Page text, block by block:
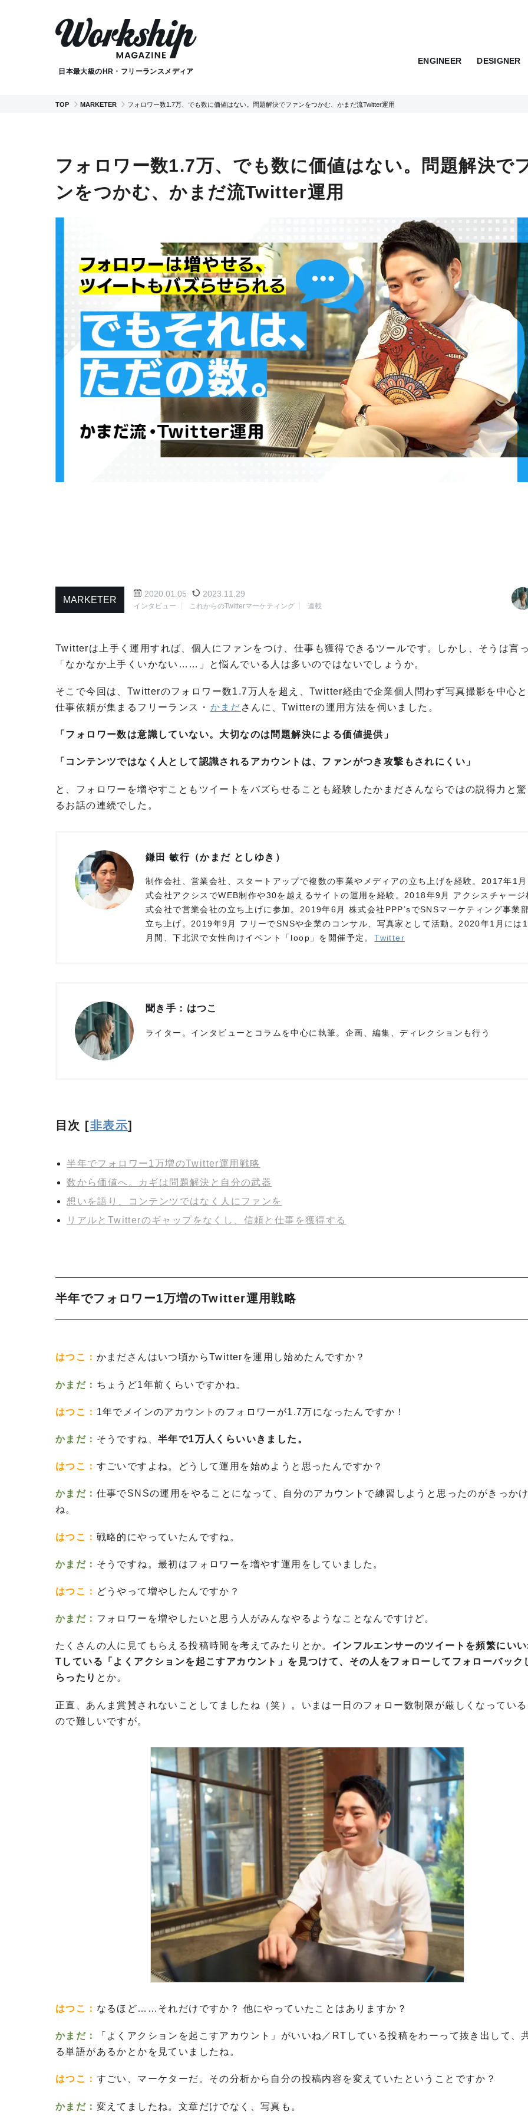
日本最大級のHR・フリーランスメディア
ENGINEER DESIGNER
TOP MARKETER フォロワー数1.7万、でも数に価値はない。問題解決でファンをつかむ、かまだ流Twitter運用
フォロワー数1.7万、でも数に価値はない。問題解決で
ンをつかむ、かまだ流Twitter運用
MARKETER
2020.01.05 2023.11.29
インタビュー これからのTwitterマーケティング 連載
Twitterは上手く運用すれば、個人にファンをつけ、仕事も獲得できるツールです。しかし、そうは言
「なかなか上手くいかない……」と悩んでいる人は多いのではないでしょうか。
そこで今回は、Twitterのフォロワー数1.7万人を超え、Twitter経由で企業個人問わず写真撮影を中心
仕事依頼が集まるフリーランス・ かまだ さんに、Twitterの運用方法を伺いました。
「フォロワー数は意識していない。大切なのは問題解決による価値提供」
「コンテンツではなく人として認識されるアカウントは、ファンがつき攻撃もされにくい」
と、フォロワーを増やすこともツイートをバズらせることも経験したかまださんならではの説得力と
るお話の連続でした。
鎌田 敏行（かまだ としゆき）
制作会社、営業会社、スタートアップで複数の事業やメディアの立ち上げを経験。2017年1
式会社アクシスでWEB制作や30を越えるサイトの運用を経験。2018年9月 アクシスチャージ
式会社で営業会社の立ち上げに参加。2019年6月 株式会社PPP’sでSNSマーケティング事業
立ち上げ。2019年9月 フリーでSNSや企業のコンサル、写真家として活動。2020年1月には
月間、下北沢で女性向けイベント「loop」を開催予定。 Twitter
聞き手：はつこ
ライター。インタビューとコラムを中心に執筆。企画、編集、ディレクションも行う
目次 [非表示]
半年でフォロワー1万増のTwitter運用戦略
数から価値へ。カギは問題解決と自分の武器
想いを語り、コンテンツではなく人にファンを
リアルとTwitterのギャップをなくし、信頼と仕事を獲得する
半年でフォロワー1万増のTwitter運用戦略
はつこ： かまださんはいつ頃からTwitterを運用し始めたんですか？
かまだ： ちょうど1年前くらいですかね。
はつこ： 1年でメインのアカウントのフォロワーが1.7万になったんですか！
かまだ： そうですね、半年で1万人くらいいきました。
はつこ： すごいですよね。どうして運用を始めようと思ったんですか？
かまだ： 仕事でSNSの運用をやることになって、自分のアカウントで練習しようと思ったのがきっか
ね。
はつこ： 戦略的にやっていたんですね。
かまだ： そうですね。最初はフォロワーを増やす運用をしていました。
はつこ： どうやって増やしたんですか？
かまだ： フォロワーを増やしたいと思う人がみんなやるようなことなんですけど。
たくさんの人に見てもらえる投稿時間を考えてみたりとか。 インフルエンサーのツイートを頻繁にい
Tしている「よくアクションを起こすアカウント」を見つけて、その人をフォローしてフォローバック
らったり とか。
正直、あんま賞賛されないことしてましたね（笑）。いまは一日のフォロー数制限が厳しくなってい
ので難しいですが。
はつこ： なるほど……それだけですか？ 他にやっていたことはありますか？
かまだ：
「よくアクションを起こすアカウント」がいいね／RTしている投稿をわーって抜き出して、
る単語があるかとかを見ていましたね。
はつこ： すごい、マーケターだ。その分析から自分の投稿内容を変えていたということですか？
かまだ： 変えてましたね。文章だけでなく、写真も。